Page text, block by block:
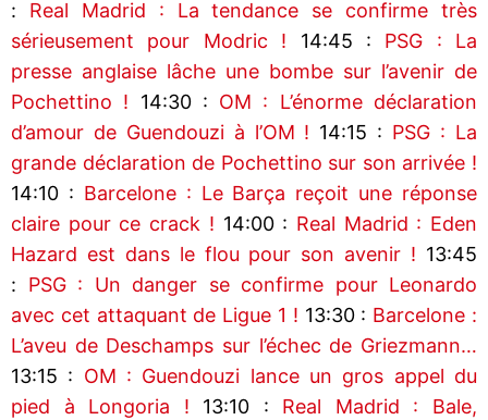
: Real Madrid : La tendance se confirme très
sérieusement pour Modric ! 14:45 : PSG : La
presse anglaise lâche une bombe sur l’avenir de
Pochettino ! 14:30 : OM : L’énorme déclaration
d’amour de Guendouzi à l’OM ! 14:15 : PSG : La
grande déclaration de Pochettino sur son arrivée !
14:10 : Barcelone : Le Barça reçoit une réponse
claire pour ce crack ! 14:00 : Real Madrid : Eden
Hazard est dans le flou pour son avenir ! 13:45
: PSG : Un danger se confirme pour Leonardo
avec cet attaquant de Ligue 1 ! 13:30 : Barcelone :
L’aveu de Deschamps sur l’échec de Griezmann…
13:15 : OM : Guendouzi lance un gros appel du
pied à Longoria ! 13:10 : Real Madrid : Bale,